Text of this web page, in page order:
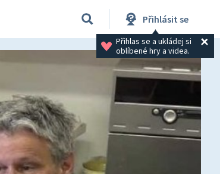
Přihlásit se
Přihlas se a ukládej si
oblíbené hry a videa.